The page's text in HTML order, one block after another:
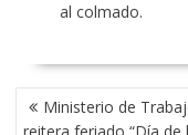
al colmado.
POST
NAVIGATION
Ministerio de